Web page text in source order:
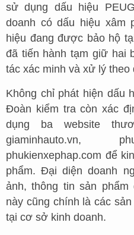
sử dụng dấu hiệu
doanh có dấu hiệu xâm
hiệu đang được bảo hộ
đã tiến hành tạm giữ hai
tác xác minh và xử lý theo
Không chỉ phát hiện dấu
Đoàn kiểm tra còn xác
dụng ba website
giaminhauto.vn,
phukienxephap.com để
phẩm. Đại diện doanh
ảnh, thông tin sản
này cũng chính là các
tại cơ sở kinh doanh.